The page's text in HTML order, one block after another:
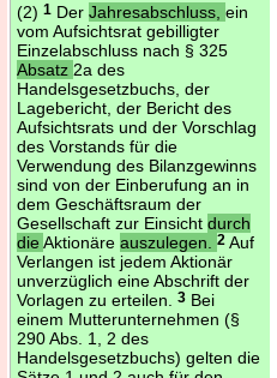
(2) 1Der Jahresabschluss, ein
vom Aufsichtsrat gebilligter
Einzelabschluss nach § 325
Absatz 2a des
Handelsgesetzbuchs, der
Lagebericht, der Bericht des
Aufsichtsrats und der Vorschlag
des Vorstands für die
Verwendung des Bilanzgewinns
sind von der Einberufung an in
dem Geschäftsraum der
Gesellschaft zur Einsicht durch
dieAktionäre auszulegen. 2Auf
Verlangen ist jedem Aktionär
unverzüglich eine Abschrift der
Vorlagen zu erteilen.
3Bei
einem Mutterunternehmen (§
290 Abs. 1, 2 des
Handelsgesetzbuchs) gelten die